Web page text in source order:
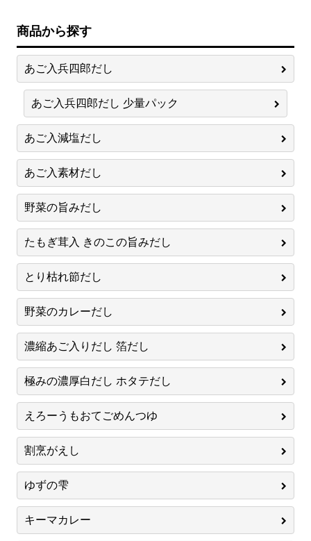
商品から探す
あご入兵四郎だし
あご入兵四郎だし 少量パック
あご入減塩だし
あご入素材だし
野菜の旨みだし
たもぎ茸入 きのこの旨みだし
とり枯れ節だし
野菜のカレーだし
濃縮あご入りだし 箔だし
極みの濃厚白だし ホタテだし
えろーうもおてごめんつゆ
割烹がえし
ゆずの雫
キーマカレー